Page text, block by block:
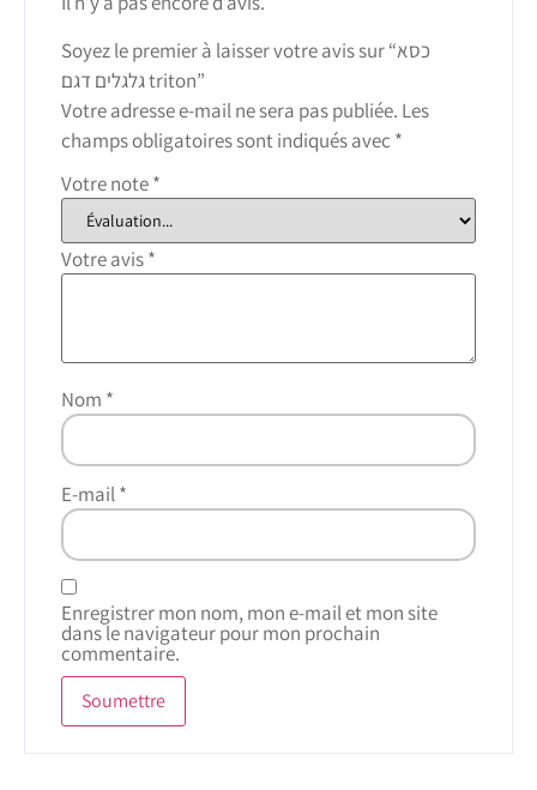
Soyez le premier à laisser votre avis sur “כסא
גלגלים דגם triton”
Votre adresse e-mail ne sera pas publiée. Les
champs obligatoires sont indiqués avec *
Votre note*
Votre avis*
Nom *
E-mail*
Enregistrer mon nom, mon e-mail et mon site
dans le navigateur pour mon prochain
commentaire.